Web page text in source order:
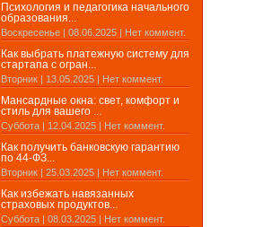
Психология и педагогика начального
образования...
Воскресенье | 08.06.2025 | Нет коммент.
Как выбрать платежную систему для
стартапа с огран...
Вторник | 13.05.2025 | Нет коммент.
Мансардные окна: свет, комфорт и
стиль для вашего ...
Суббота | 12.04.2025 | Нет коммент.
Как получить банковскую гарантию
по 44-ФЗ...
Вторник | 25.03.2025 | Нет коммент.
Как избежать навязанных
страховых продуктов...
Суббота | 08.03.2025 | Нет коммент.